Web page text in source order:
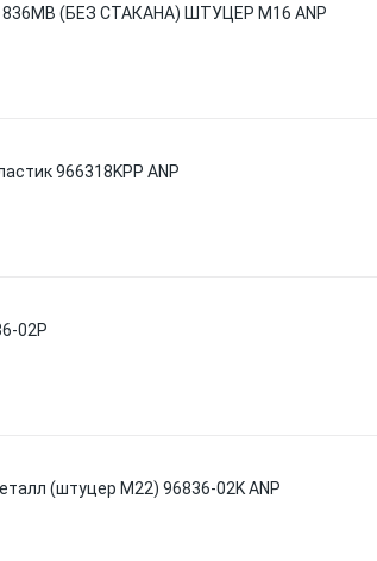
(БЕЗ СТАКАНА) ШТУЦЕР М16 ANP
966318KPP ANP
02P
(штуцер M22) 96836-02K ANP